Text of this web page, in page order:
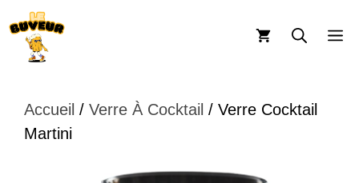
Aller
au
contenu
Accueil / Verre À Cocktail / Verre Cocktail
Martini